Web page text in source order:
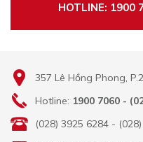
HOTLINE: 1900
357 Lê Hồng Phong,
Hotline: 1900 7060 -
(028) 3925 6284 -